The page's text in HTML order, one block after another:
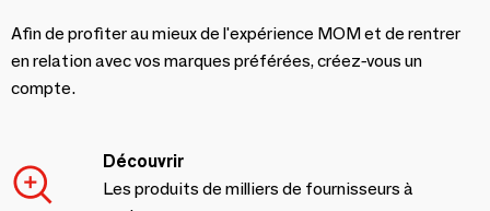
Afin de profiter au mieux de l'expérience MOM et de rentrer
en relation avec vos marques préférées, créez-vous un
compte.
Découvrir
Les produits de milliers de fournisseurs à